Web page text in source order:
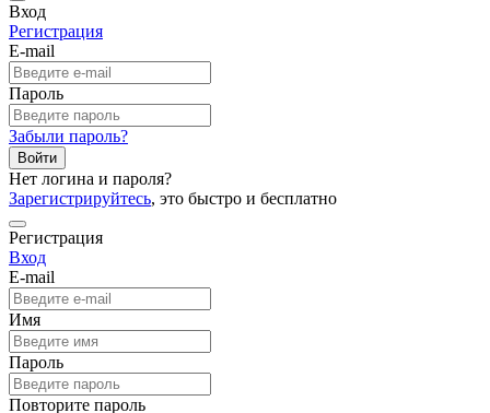
Вход
Регистрация
E-mail
Пароль
Забыли пароль?
Войти
Нет логина и пароля?
Зарегистрируйтесь, это быстро и бесплатно
Регистрация
Вход
E-mail
Имя
Пароль
Повторите пароль